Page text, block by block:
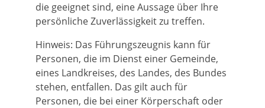
die geeignet sind, eine Aussage über Ihre
persönliche Zuverlässigkeit zu treffen.
Hinweis: Das Führungszeugnis kann für
Personen, die im Dienst einer Gemeinde,
eines Landkreises, des Landes, des Bundes
stehen, entfallen. Das gilt auch für
Personen, die bei einer Körperschaft oder